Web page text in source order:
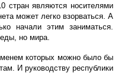
стран являются носителями
может легко взорваться. А
начали этим заниматься.
но мира.
которых можно было бы
И руководству республики